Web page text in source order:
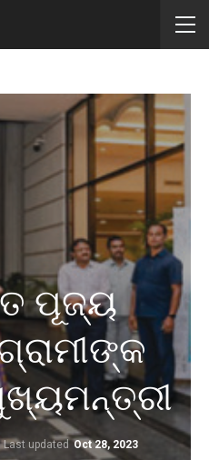
ପୂଜ୍ୟ
Last updated Oct 28, 2023